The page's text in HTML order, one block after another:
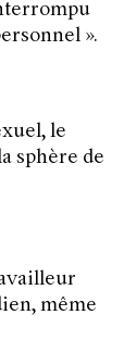
».
le
sphère de
même